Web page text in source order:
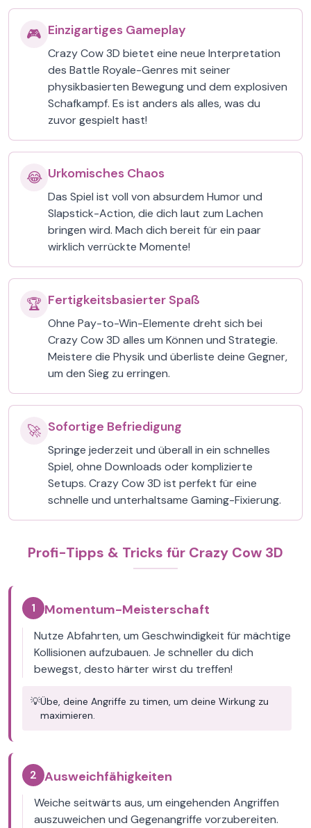
🎮 Einzigartiges Gameplay
Crazy Cow 3D bietet eine neue Interpretation
des Battle Royale-Genres mit seiner
physikbasierten Bewegung und dem explosiven
Schafkampf. Es ist anders als alles, was du
zuvor gespielt hast!
😂 Urkomisches Chaos
Das Spiel ist voll von absurdem Humor und
Slapstick-Action, die dich laut zum Lachen
bringen wird. Mach dich bereit für ein paar
wirklich verrückte Momente!
🏆 Fertigkeitsbasierter Spaß
Ohne Pay-to-Win-Elemente dreht sich bei
Crazy Cow 3D alles um Können und Strategie.
Meistere die Physik und überliste deine Gegner,
um den Sieg zu erringen.
🚀 Sofortige Befriedigung
Springe jederzeit und überall in ein schnelles
Spiel, ohne Downloads oder komplizierte
Setups. Crazy Cow 3D ist perfekt für eine
schnelle und unterhaltsame Gaming-Fixierung.
Profi-Tipps & Tricks für Crazy Cow 3D
1 Momentum-Meisterschaft
Nutze Abfahrten, um Geschwindigkeit für mächtige
Kollisionen aufzubauen. Je schneller du dich
bewegst, desto härter wirst du treffen!
💡Übe, deine Angriffe zu timen, um deine Wirkung zu
maximieren.
2 Ausweichfähigkeiten
Weiche seitwärts aus, um eingehenden Angriffen
auszuweichen und Gegenangriffe vorzubereiten.